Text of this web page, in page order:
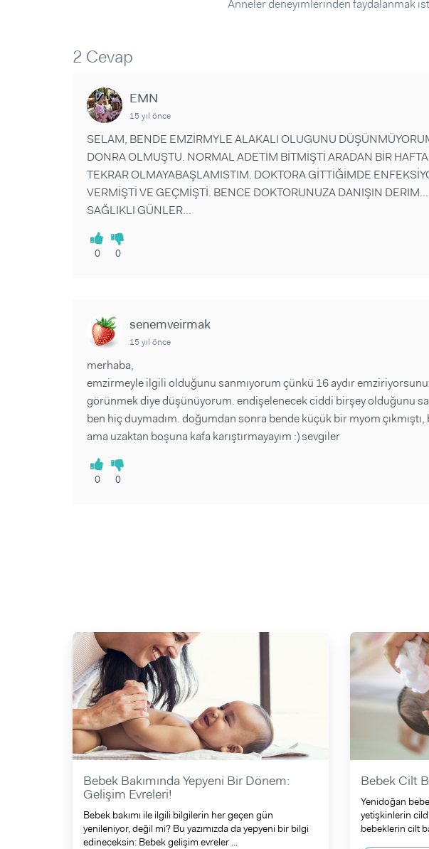
Anneler deneyimlerinden faydalanmak
2 Cevap
EMN
15 yıl önce
SELAM, BENDE EMZİRMYLE ALAKALI OLUGUNU
DONRA OLMUŞTU. NORMAL ADETİM BİTMİŞTİ ARADAN BİR
TEKRAR OLMAYABAŞLAMISTIM. DOKTORA GİTTİĞİMDE
VERMİŞTİ VE GEÇMİŞTİ. BENCE DOKTORUNUZA DANIŞIN DERIM...
SAĞLIKLI GÜNLER...
0 0
senemveirmak
15 yıl önce
merhaba,
emzirmeyle ilgili olduğunu sanmıyorum çünkü 16 aydır
görünmek diye düşünüyorum. endişelenecek ciddi birşey olduğunu
ben hiç duymadım. doğumdan sonra bende küçük bir myom
ama uzaktan boşuna kafa karıştırmayayım :) sevgiler
0 0
Bebek Bakımında Yepyeni Bir Dönem:
Gelişim Evreleri!
Bebek bakımı ile ilgili bilgilerin her geçen gün
yenileniyor, değil mi? Bu yazımızda da yepyeni bir bilgi
edineceksin: Bebek gelişim evreler ...
Bebek Cilt
Yenidoğan
yetişkinlerin
bebeklerin cilt